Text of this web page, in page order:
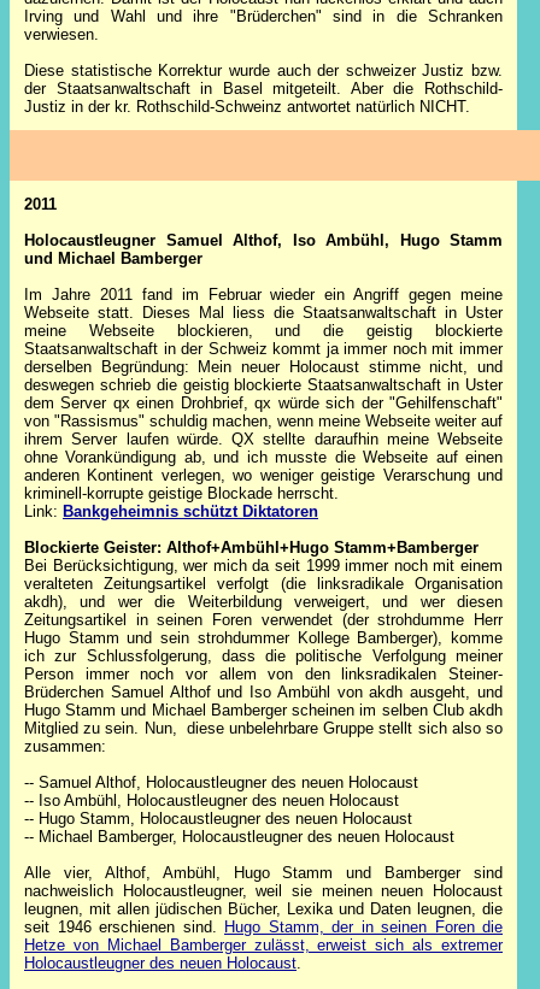
Irving und Wahl und ihre "Brüderchen" sind in die Schranken
verwiesen.
Diese statistische Korrektur wurde auch der schweizer Justiz bzw.
der Staatsanwaltschaft in Basel mitgeteilt. Aber die Rothschild-
Justiz in der kr. Rothschild-Schweinz antwortet natürlich NICHT.
2011
Holocaustleugner Samuel Althof, Iso Ambühl, Hugo Stamm
und Michael Bamberger
Im Jahre 2011 fand im Februar wieder ein Angriff gegen meine
Webseite statt. Dieses Mal liess die Staatsanwaltschaft in Uster
meine Webseite blockieren, und die geistig blockierte
Staatsanwaltschaft in der Schweiz kommt ja immer noch mit immer
derselben Begründung: Mein neuer Holocaust stimme nicht, und
deswegen schrieb die geistig blockierte Staatsanwaltschaft in Uster
dem Server qx einen Drohbrief, qx würde sich der "Gehilfenschaft"
von "Rassismus" schuldig machen, wenn meine Webseite weiter auf
ihrem Server laufen würde. QX stellte daraufhin meine Webseite
ohne Vorankündigung ab, und ich musste die Webseite auf einen
anderen Kontinent verlegen, wo weniger geistige Verarschung und
kriminell-korrupte geistige Blockade herrscht.
Link: Bankgeheimnis schützt Diktatoren
Blockierte Geister: Althof+Ambühl+Hugo Stamm+Bamberger
Bei Berücksichtigung, wer mich da seit 1999 immer noch mit einem
veralteten Zeitungsartikel verfolgt (die linksradikale Organisation
akdh), und wer die Weiterbildung verweigert, und wer diesen
Zeitungsartikel in seinen Foren verwendet (der strohdumme Herr
Hugo Stamm und sein strohdummer Kollege Bamberger), komme
ich zur Schlussfolgerung, dass die politische Verfolgung meiner
Person immer noch vor allem von den linksradikalen Steiner-
Brüderchen Samuel Althof und Iso Ambühl von akdh ausgeht, und
Hugo Stamm und Michael Bamberger scheinen im selben Club akdh
Mitglied zu sein. Nun, diese unbelehrbare Gruppe stellt sich also so
zusammen:
-- Samuel Althof, Holocaustleugner des neuen Holocaust
-- Iso Ambühl, Holocaustleugner des neuen Holocaust
-- Hugo Stamm, Holocaustleugner des neuen Holocaust
-- Michael Bamberger, Holocaustleugner des neuen Holocaust
Alle vier, Althof, Ambühl, Hugo Stamm und Bamberger sind
nachweislich Holocaustleugner, weil sie meinen neuen Holocaust
leugnen, mit allen jüdischen Bücher, Lexika und Daten leugnen, die
seit 1946 erschienen sind. Hugo Stamm, der in seinen Foren die
Hetze von Michael Bamberger zulässt, erweist sich als extremer
Holocaustleugner des neuen Holocaust.